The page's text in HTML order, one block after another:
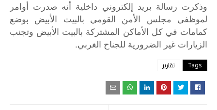
وذكرت رسالة بريد إلكتروني داخلية أنه صدرت أوامر
لموظفي
مجلس الأمن القومي بالبيت الأبيض
بوضع
كمامات في كل الأماكن المشتركة بالبيت الأبيض وتجنب
الزيارات غير الضرورية للجناح الغربي.
Tags تقارير